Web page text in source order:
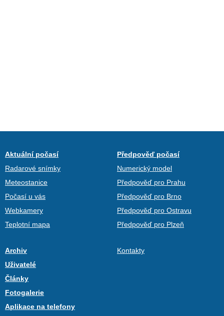
Aktuální počasí
Radarové snímky
Meteostanice
Počasí u vás
Webkamery
Teplotní mapa
Předpověď počasí
Numerický model
Předpověď pro Prahu
Předpověď pro Brno
Předpověď pro Ostravu
Předpověď pro Plzeň
Archiv
Uživatelé
Články
Fotogalerie
Aplikace na telefony
Kontakty